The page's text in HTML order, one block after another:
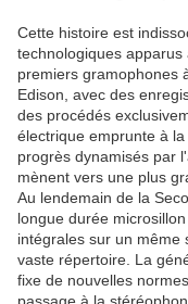
Cette histoire est
technologiques apparus
premiers gramophones
Edison, avec des
des procédés
électrique emprunte à
progrès dynamisés par
mènent vers une plus
Au lendemain de la
longue durée
intégrales sur un même
vaste répertoire. La
fixe de nouvelles